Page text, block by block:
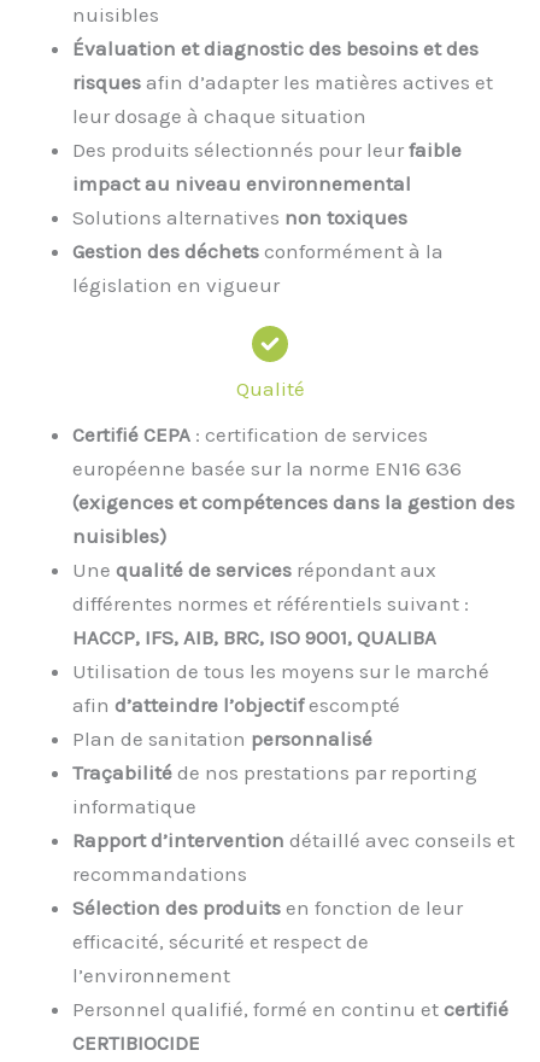
nuisibles
Évaluation et diagnostic des besoins et des
risques afin d’adapter les matières actives et
leur dosage à chaque situation
Des produits sélectionnés pour leur faible
impact au niveau environnemental
Solutions alternatives non toxiques
Gestion des déchets conformément à la
législation en vigueur
Qualité
Certifié CEPA : certification de services
européenne basée sur la norme EN16 636
(exigences et compétences dans la gestion des
nuisibles)
Une qualité de services répondant aux
différentes normes et référentiels suivant :
HACCP, IFS, AIB, BRC, ISO 9001, QUALIBA
Utilisation de tous les moyens sur le marché
afin d’atteindre l’objectifescompté
Plan de sanitation personnalisé
Traçabilité de nos prestations par reporting
informatique
Rapport d’intervention détaillé avec conseils et
recommandations
Sélection des produits en fonction de leur
efficacité, sécurité et respect de
l’environnement
Personnel qualifié, formé en continu et certifié
CERTIBIOCIDE